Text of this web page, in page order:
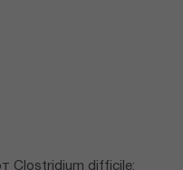
Clostridium difficile;